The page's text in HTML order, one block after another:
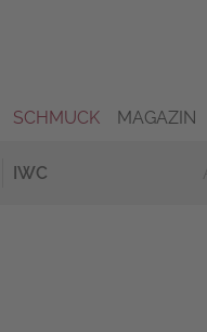
SCHMUCK MAGAZIN
IWC